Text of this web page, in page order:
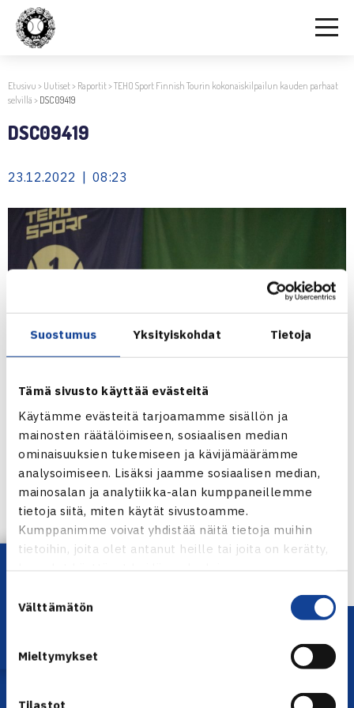
Suostumus Yksityiskohdat Tietoja
Tämä sivusto käyttää evästeitä
Käytämme evästeitä tarjoamamme sisällön ja
mainosten räätälöimiseen, sosiaalisen median
ominaisuuksien tukemiseen ja kävijämäärämme
analysoimiseen. Lisäksi jaamme sosiaalisen median,
mainosalan ja analytiikka-alan kumppaneillemme
tietoja siitä, miten käytät sivustoamme.
Kumppanimme voivat yhdistää näitä tietoja muihin
tietoihin, joita olet antanut heille tai joita on kerätty,
kun olet käyttänyt heidän palvelujaan.
valinta
Välttämätön
Mieltymykset
Etusivu > Uutiset> Raportit>TEHO Sport Finnish Tourin kokonaiskilpailun kauden parhaat
selvillä > DSC09419
DSC09419
23.12.2022 | 08:23
← Edellinen
Lataa OmaTennis!